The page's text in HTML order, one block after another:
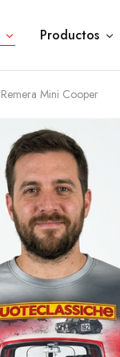
Productos
Remera Mini Cooper